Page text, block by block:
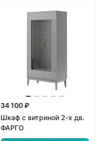
34 100 ₽
Шкаф с витриной 2-х дв.
ФАРГО